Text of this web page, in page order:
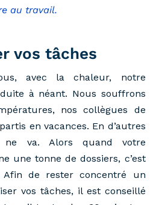
au travail.
vos tâches
avec la chaleur, notre
à néant. Nous souffrons
nos collègues de
en vacances. En d’autres
va. Alors quand votre
une tonne de dossiers, c’est
de rester concentré un
vos tâches, il est conseillé